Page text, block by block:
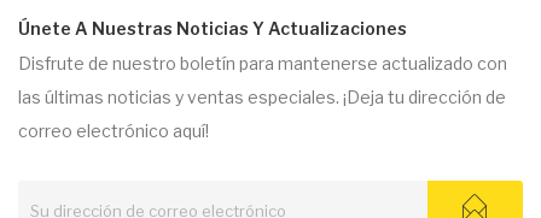
Únete A Nuestras Noticias Y Actualizaciones
Disfrute de nuestro boletín para mantenerse actualizado con
las últimas noticias y ventas especiales. ¡Deja tu dirección de
correo electrónico aquí!